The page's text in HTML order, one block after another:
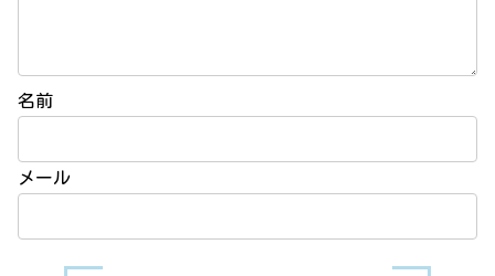
名前
メール